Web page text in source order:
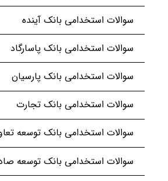
سوالات استخدامی بانک آینده
سوالات استخدامی بانک پاسارگاد
سوالات استخدامی بانک پارسیان
سوالات استخدامی بانک تجارت
سوالات استخدامی بانک توسعه
سوالات استخدامی بانک توسعه